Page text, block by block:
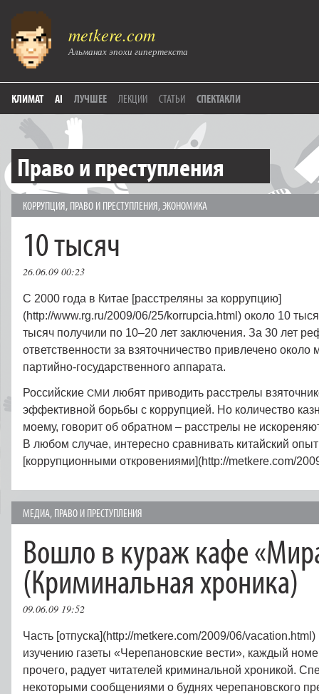
metkere.com
Альманах эпохи гипертекста
КЛИМАТ AI ЛУЧШЕЕ ЛЕКЦИИ СТАТЬИ СПЕКТАКЛИ
Право и преступления
КОРРУПЦИЯ, ПРАВО И ПРЕСТУПЛЕНИЯ,ЭКОНОМИКА
10 тысяч
26.06.09 00:23
С 2000 года в Китае [расстреляны за коррупцию]
(http://www.rg.ru/2009/06/25/korrupcia.html) около 10
тысяч получили по 10–20 лет заключения. За 30 лет
ответственности за взяточничество привлечено около
партийно-государственного аппарата.
Российские СМИ любят приводить расстрелы
эффективной борьбы с коррупцией. Но количество
моему, говорит об обратном – расстрелы не
В любом случае, интересно сравнивать китайский
[коррупционными откровениями](http://metkere.com/
МЕДИА, ПРАВО И ПРЕСТУПЛЕНИЯ
Вошло в кураж кафе
(Криминальная хроника)
09.06.09 19:52
Часть [отпуска](http://metkere.com/2009/06/
изучению газеты «Черепановские вести», каждый
прочего, радует читателей криминальной хроникой.
некоторыми сообщениями о буднях черепановского